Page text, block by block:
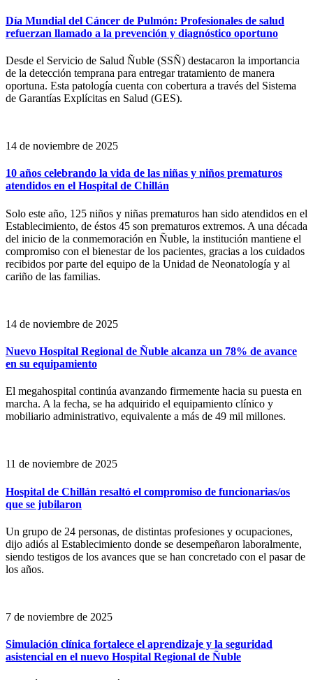
Día Mundial del Cáncer de Pulmón: Profesionales de salud
refuerzan llamado a la prevención y diagnóstico oportuno
Desde el Servicio de Salud Ñuble (SSÑ) destacaron la importancia
de la detección temprana para entregar tratamiento de manera
oportuna. Esta patología cuenta con cobertura a través del Sistema
de Garantías Explícitas en Salud (GES).
14 de noviembre de 2025
10 años celebrando la vida de las niñas y niños prematuros
atendidos en el Hospital de Chillán
Solo este año, 125 niños y niñas prematuros han sido atendidos en el
Establecimiento, de éstos 45 son prematuros extremos. A una década
del inicio de la conmemoración en Ñuble, la institución mantiene el
compromiso con el bienestar de los pacientes, gracias a los cuidados
recibidos por parte del equipo de la Unidad de Neonatología y al
cariño de las familias.
14 de noviembre de 2025
Nuevo Hospital Regional de Ñuble alcanza un 78% de avance
en su equipamiento
El megahospital continúa avanzando firmemente hacia su puesta en
marcha. A la fecha, se ha adquirido el equipamiento clínico y
mobiliario administrativo, equivalente a más de 49 mil millones.
11 de noviembre de 2025
Hospital de Chillán resaltó el compromiso de funcionarias/os
que se jubilaron
Un grupo de 24 personas, de distintas profesiones y ocupaciones,
dijo adiós al Establecimiento donde se desempeñaron laboralmente,
siendo testigos de los avances que se han concretado con el pasar de
los años.
7 de noviembre de 2025
Simulación clínica fortalece el aprendizaje y la seguridad
asistencial en el nuevo Hospital Regional de Ñuble